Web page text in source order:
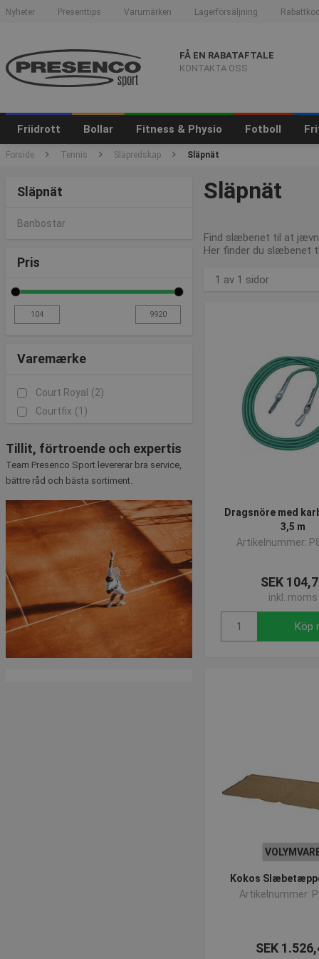
Nyheter Presenttips Varumärken Lagerförsäljning
FÅ EN RABATAFTALE
KONTAKTA OSS
Friidrott Bollar Fitness & Physio Fotboll
Forside Tennis Släpredskap Släpnät
Släpnät
Banbostar
Pris
Varemærke
Court Royal (2)
Courtfix (1)
Tillit, förtroende och expertis
Team Presenco Sport levererar bra service,
bättre råd och bästa sortiment.
Släpnät
Find slæbenet til at
Her finder du slæbenet
1 av 1 sidor
Dragsnöre med
3,5 m
Artikelnummer:
SEK
inkl. moms
Köp
Kokos
Artikelnummer:
SEK